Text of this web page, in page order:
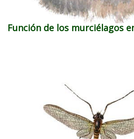
Función de los murciélagos